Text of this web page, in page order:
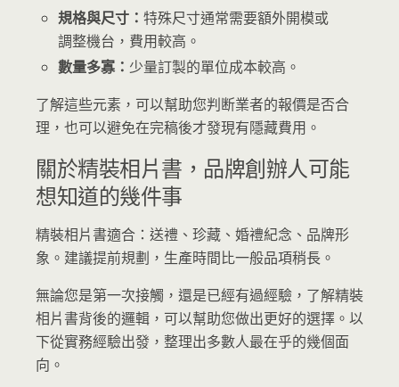
規格與尺寸：特殊尺寸通常需要額外開模或
調整機台，費用較高。
數量多寡： 少量訂製的單位成本較高。
了解這些元素，可以幫助您判断業者的報價是否合
理，也可以避免在完稿後才發現有隱藏費用。
關於精裝相片書，品牌創辦人可能
想知道的幾件事
精裝相片書適合：送禮、珍藏、婚禮紀念、品牌形
象。建議提前規劃，生產時間比一般品項稍長。
無論您是第一次接觸，還是已經有過經驗，了解精裝
相片書背後的邏輯，可以幫助您做出更好的選擇。以
下從實務經驗出發，整理出多數人最在乎的幾個面
向。